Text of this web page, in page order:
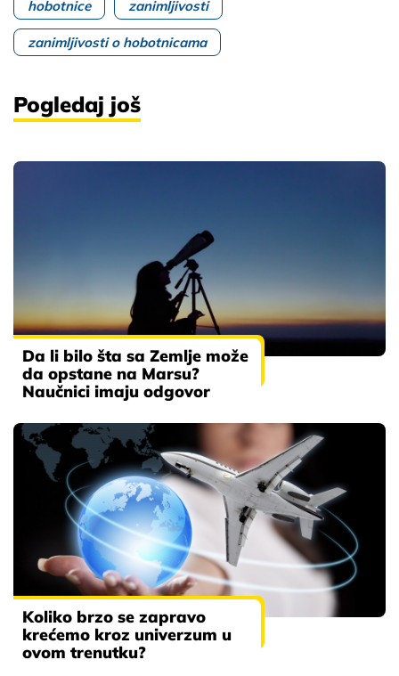
hobotnice zanimljivosti
zanimljivosti o hobotnicama
Pogledaj još
Da li bilo šta sa Zemlje može
da opstane na Marsu?
Naučnici imaju odgovor
Koliko brzo se zapravo
krećemo kroz univerzum u
ovom trenutku?